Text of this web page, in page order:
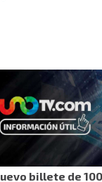
billete de